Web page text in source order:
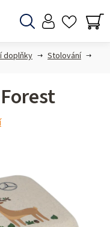
doplňky
Stolování